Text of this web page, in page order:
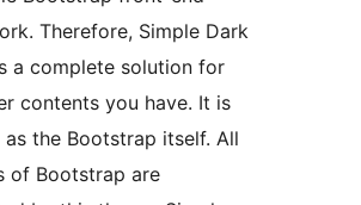
Therefore, Simple Dark
a complete solution for
contents you have. It is
as the Bootstrap itself. All
of Bootstrap are